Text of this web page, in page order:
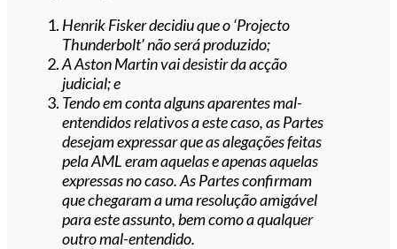
Henrik Fisker decidiu que o ‘Projecto
Thunderbolt’ não será produzido;
A Aston Martin vai desistir da acção
judicial; e
Tendo em conta alguns aparentes mal-
entendidos relativos a este caso, as Partes
desejam expressar que as alegações feitas
pela AML eram aquelas e apenas aquelas
expressas no caso. As Partes confirmam
que chegaram a uma resolução amigável
para este assunto, bem como a qualquer
outro mal-entendido.